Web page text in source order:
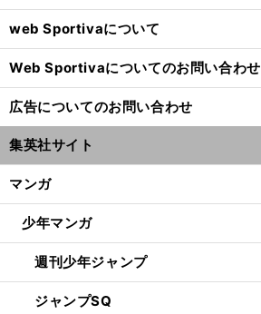
web Sportivaについて
Web Sportivaについてのお問い合わせ
広告についてのお問い合わせ
集英社サイト
マンガ
少年マンガ
週刊少年ジャンプ
ジャンプSQ